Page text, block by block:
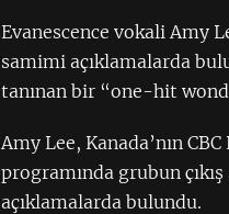
Evanescence vokali Amy
samimi açıklamalarda
tanınan bir “one-hit
Amy Lee, Kanada’nın
programında grubun çıkış
açıklamalarda bulundu.